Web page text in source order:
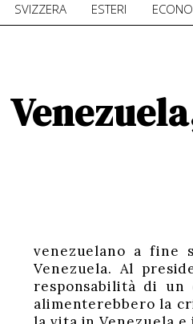
SVIZZERA ESTERI
venezuelano a fine
Venezuela. Al
responsabilità di
alimenterebbero la